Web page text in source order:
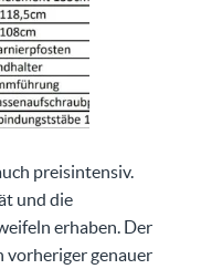
preisintensiv.
und die
erhaben. Der
vorheriger genauer